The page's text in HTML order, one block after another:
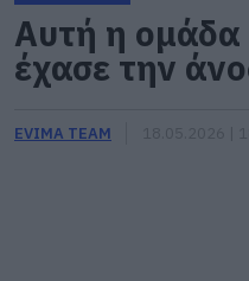
Αυτή η ομάδα
έχασε την
EVIMA TEAM